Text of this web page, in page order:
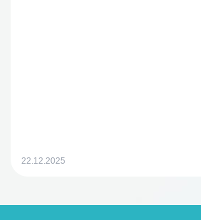
22.12.2025